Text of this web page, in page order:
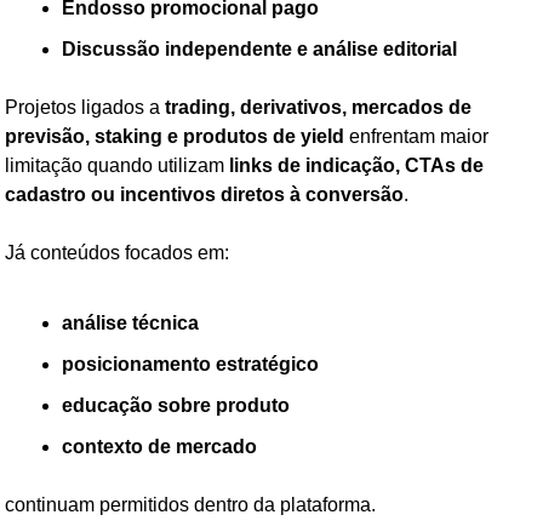
Endosso promocional pago
Discussão independente e análise editorial
Projetos ligados a trading, derivativos, mercados de
previsão, staking e produtos de yield enfrentam maior
limitação quando utilizam links de indicação, CTAs de
cadastro ou incentivos diretos à conversão.
Já conteúdos focados em:
análise técnica
posicionamento estratégico
educação sobre produto
contexto de mercado
continuam permitidos dentro da plataforma.